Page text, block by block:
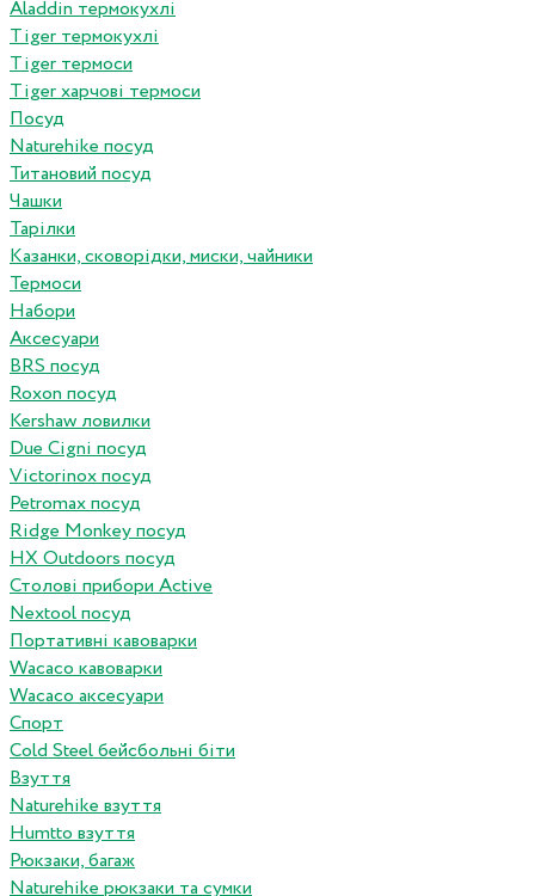
Aladdin термокухлі
Tiger термокухлі
Tiger термоси
Tiger харчові термоси
Посуд
Naturehike посуд
Титановий посуд
Чашки
Тарілки
Казанки, сковорідки, миски, чайники
Термоси
Набори
Аксесуари
BRS посуд
Roxon посуд
Kershaw ловилки
Due Cigni посуд
Victorinox посуд
Petromax посуд
Ridge Monkey посуд
HX Outdoors посуд
Столові прибори Active
Nextool посуд
Портативні кавоварки
Wacaco кавоварки
Wacaco аксесуари
Спорт
Cold Steel бейсбольні біти
Взуття
Naturehike взуття
Humtto взуття
Рюкзаки, багаж
Naturehike рюкзаки та сумки